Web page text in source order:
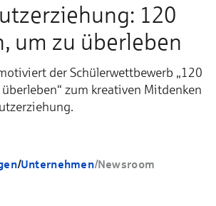
120
um zu überleben
der Schülerwettbewerb „120
zum kreativen Mitdenken
/Unternehmen/Newsroom